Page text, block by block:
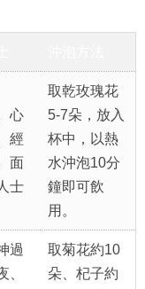
心
經
面
士
取乾玫瑰花
5-7朵，放入
杯中，以熱
水沖泡10分
鐘即可飲
用。
過
、
取菊花約10
朵、杞子約